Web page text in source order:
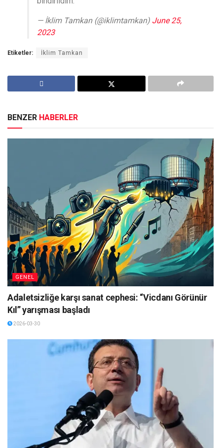
— İklim Tamkan (@iklimtamkan) June 25,
2023
Etiketler: İklim Tamkan
BENZER HABERLER
GENEL
Adaletsizliğe karşı sanat cephesi: “Vicdanı Görünür
Kıl” yarışması başladı
2026-03-30